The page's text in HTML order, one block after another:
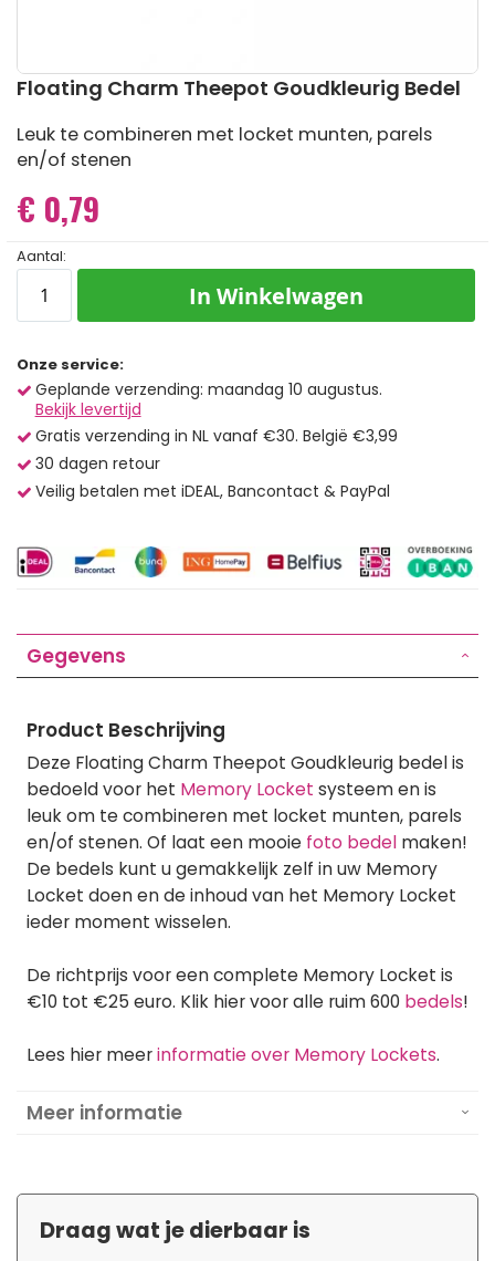
Ga
het
begin
van
afbeeldingen-
gallerij
Floating Charm Theepot Goudkleurig Bedel
Leuk te combineren met locket munten, parels
en/of stenen
€ 0,79
Aantal:
In Winkelwagen
Onze service:
Geplande verzending: maandag 10 augustus.
Bekijk levertijd
Gratis verzending in NL vanaf €30. België €3,99
30 dagen retour
Veilig betalen met iDEAL, Bancontact & PayPal
Gegevens
Product Beschrijving
Deze Floating Charm Theepot Goudkleurig bedel is
bedoeld voor het Memory Locket systeem en is
leuk om te combineren met locket munten, parels
en/of stenen. Of laat een mooie foto bedel maken!
De bedels kunt u gemakkelijk zelf in uw Memory
Locket doen en de inhoud van het Memory Locket
ieder moment wisselen.
De richtprijs voor een complete Memory Locket is
€10 tot €25 euro. Klik hier voor alle ruim 600 bedels!
Lees hier meerinformatie over Memory Lockets.
Meer informatie
Draag wat je dierbaar is